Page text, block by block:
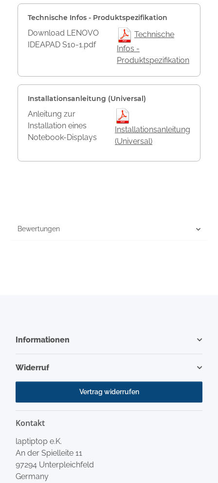
Technische Infos - Produktspezifikation
Download LENOVO
IDEAPAD S10-1.pdf
Technische
Infos -
Produktspezifikation
Installationsanleitung (Universal)
Anleitung zur
Installation eines
Notebook-Displays
Installationsanleitung
(Universal)
Bewertungen
Informationen
Widerruf
Vertrag widerrufen
Kontakt
laptiptop e.K.
An der Spielleite 11
97294 Unterpleichfeld
Germany